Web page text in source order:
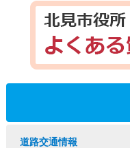
道路交通情報